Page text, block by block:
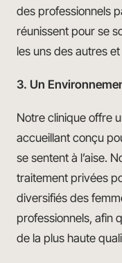
des professionnels
réunissent pour se
les uns des autres
3. Un
Notre clinique offre
accueillant conçu
se sentent à l’aise.
traitement privées
diversifiés des
professionnels, afin
de la plus haute